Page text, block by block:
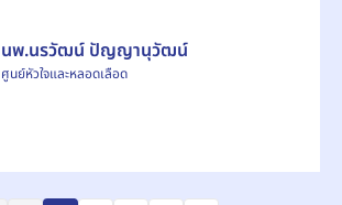
นพ.นรวัฒน์ ปัญญานุวัฒน์
ศูนย์หัวใจและหลอดเลือด